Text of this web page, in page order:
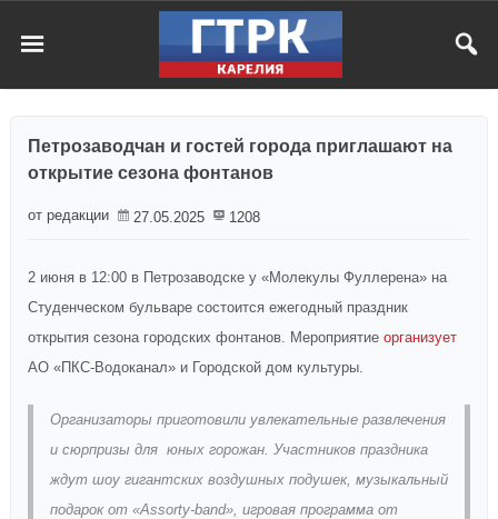
Петрозаводчан и гостей города приглашают на
открытие сезона фонтанов
от редакции 27.05.2025 1208
2 июня в 12:00 в Петрозаводске у «Молекулы Фуллерена» на
Студенческом бульваре состоится ежегодный праздник
открытия сезона городских фонтанов. Мероприятие организует
АО «ПКС-Водоканал» и Городской дом культуры.
Организаторы приготовили увлекательные развлечения
и сюрпризы для юных горожан. Участников праздника
ждут шоу гигантских воздушных подушек, музыкальный
подарок от «Assorty-band», игровая программа от